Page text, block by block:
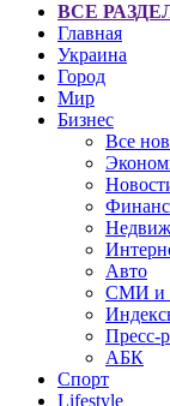
ВСЕ
Главная
Украина
Город
Мир
Бизнес
Все
Авто
СМИ и
Пресс-
АБК
Спорт
Lifestyle